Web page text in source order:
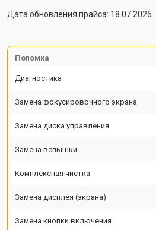
Дата обновления прайса: 18.07.2026
Поломка
Диагностика
Замена фокусировочного экрана
Замена диска управления
Замена вспышки
Комплексная чистка
Замена дисплея (экрана)
Замена кнопки включения